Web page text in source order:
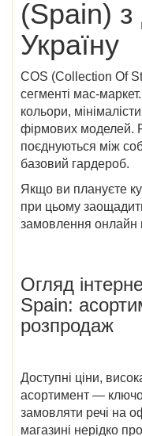
(Spain) з
Україну
COS (Collection Of
сегменті мас-
кольори,
фірмових моделей.
поєднуються між
базовий гардероб.
Якщо ви плануєте
при цьому
замовлення онлайн
Огляд
Spain:
розпродаж
Доступні ціни,
асортимент —
замовляти речі на
магазині нерідко